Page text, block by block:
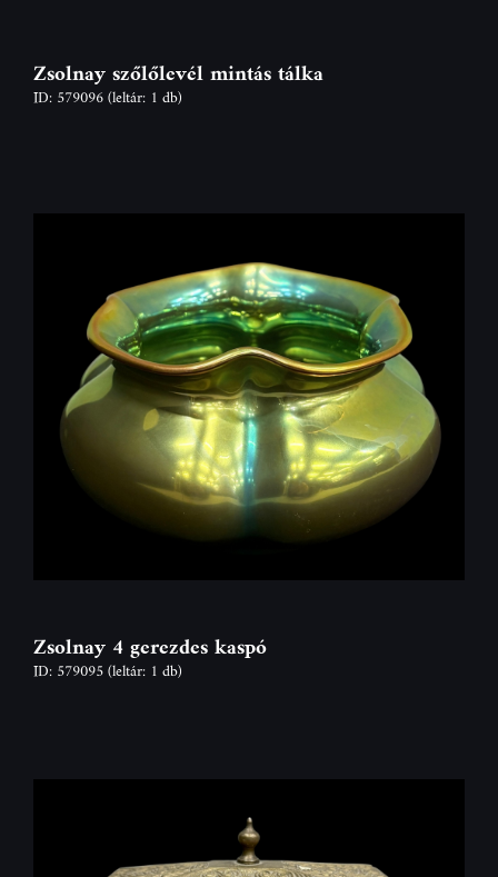
Zsolnay szőlőlevél mintás tálka
ID: 579096(leltár: 1 db)
Zsolnay 4 gerezdes kaspó
ID: 579095(leltár: 1 db)